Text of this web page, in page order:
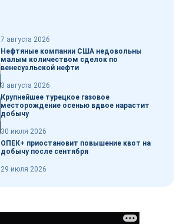
7 августа 2026
Нефтяные компании США недовольны
малым количеством сделок по
венесуэльской нефти
3 августа 2026
Крупнейшее турецкое газовое
месторождение осенью вдвое нарастит
добычу
30 июля 2026
ОПЕК+ приостановит повышение квот на
добычу после сентября
29 июля 2026